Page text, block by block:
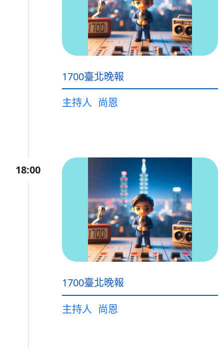
1700臺北晚報
主持人 尚恩
18:00
1700臺北晚報
主持人 尚恩